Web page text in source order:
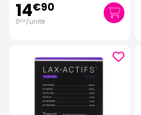
14€90
0€25/unité